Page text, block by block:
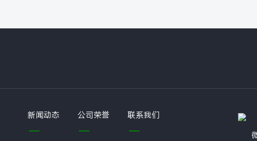
新闻动态 公司荣誉 联系我们